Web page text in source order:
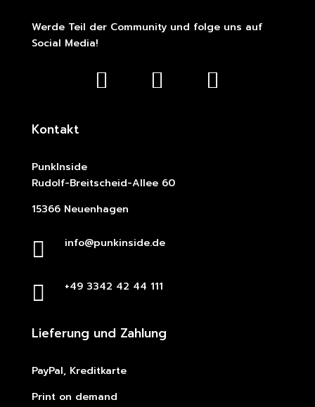
Werde Teil der Community und folge uns auf
Social Media!
Kontakt
PunkInside
Rudolf-Breitscheid-Allee 60
15366 Neuenhagen
 info@punkinside.de
 +49 3342 42 44 111
Lieferung und Zahlung
PayPal, Kreditkarte
Print on demand